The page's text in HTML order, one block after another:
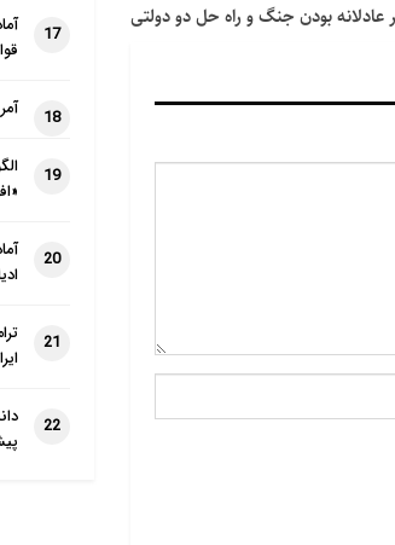
عادلانه بودن جنگ و راه حل دو دولتی
17
18
19
20
21
22